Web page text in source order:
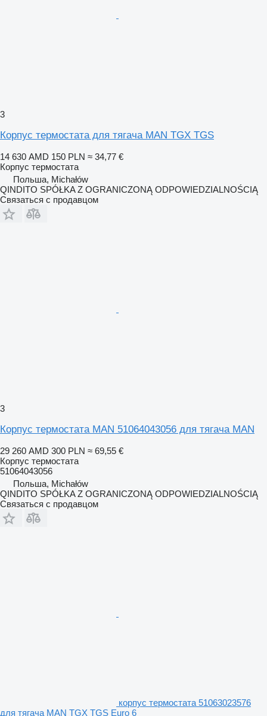
3
Корпус термостата для тягача MAN TGX TGS
14 630 AMD 150 PLN ≈ 34,77 €
Корпус термостата
Польша, Michałów
QINDITO SPÓŁKA Z OGRANICZONĄ ODPOWIEDZIALNOŚCIĄ
Связаться с продавцом
3
Корпус термостата MAN 51064043056 для тягача MAN
29 260 AMD 300 PLN ≈ 69,55 €
Корпус термостата
51064043056
Польша, Michałów
QINDITO SPÓŁKA Z OGRANICZONĄ ODPOWIEDZIALNOŚCIĄ
Связаться с продавцом
корпус термостата 51063023576
для тягача MAN TGX TGS Euro 6